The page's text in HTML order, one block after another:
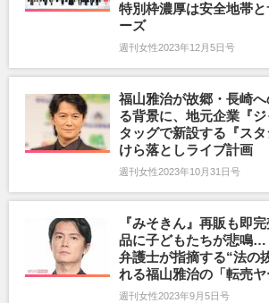
特別枠濃厚は安全地帯
ーズ
週刊女性2023年12月5日号
福山雅治が故郷・長崎
る背景に、地元企業『
タッグで新設する『ス
けら落としライブ計画
週刊女性2023年10月31日号
『みそきん』再販も即
品に子どもたちが悲鳴…
弁護士が指摘する“法の
れる福山雅治の「転売ヤ
週刊女性2023年9月5日号